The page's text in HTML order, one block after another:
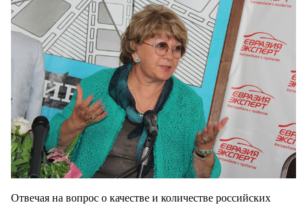
Отвечая на вопрос о качестве и количестве российских